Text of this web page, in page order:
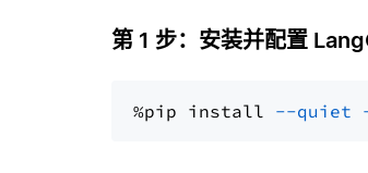
第 1 步：安装并配置
%pip install --quiet